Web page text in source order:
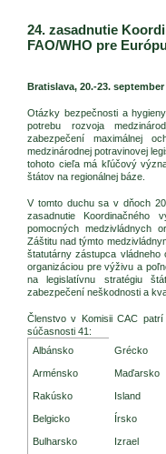
24. zasadnutie
FAO/WHO pre
Bratislava, 20.-23. september
Otázky bezpečnosti a
potrebu rozvoja
zabezpečení maximálnej
medzinárodnej potravinovej
tohoto cieľa má kľúčový
štátov na regionálnej báze.
V tomto duchu sa v dňoch
zasadnutie Koordinačného
pomocných medzivládnych
Záštitu nad týmto
štatutárny zástupca vládneho
organizáciou pre výživu a
na legislatívnu stratégiu
zabezpečení neškodnosti a
Členstvo v Komisii CAC
súčasnosti 41:
Zasadnutie CCEURO (2004)
Albánsko Grécko
Arménsko Maďarsko
Rakúsko Island
Belgicko Írsko
Bulharsko Izrael